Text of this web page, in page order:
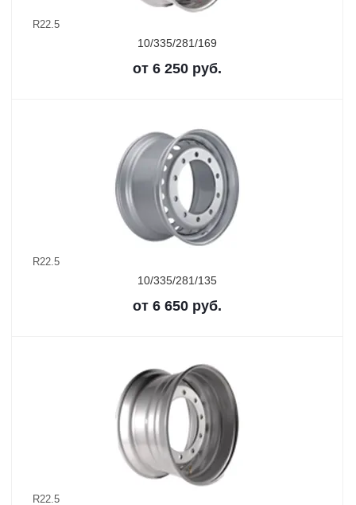
R22.5
10/335/281/169
от 6 250 руб.
R22.5
10/335/281/135
от 6 650 руб.
R22.5